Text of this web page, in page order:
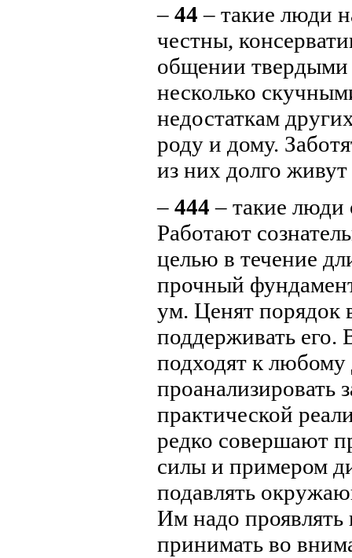
– 44 – такие люди
честны,
общении твердыми
несколько
недостаткам
роду и дому.
из них долго
– 444 – такие люди
Работают
целью в течение
прочный
ум. Ценят порядок
поддерживать его.
подходят к
проанализировать
практической
редко совершают
силы и примером
подавлять
Им надо
принимать во